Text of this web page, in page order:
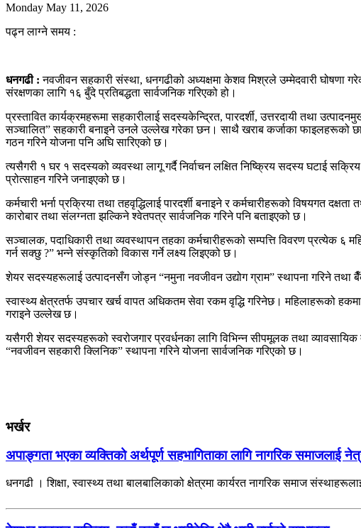
Monday May 11, 2026
पढ्न लाग्ने समय :
धनगढी : नवजीवन सहकारी संस्था, धनगढीको अध्यक्षमा केशव मिश्रले उम्मेदवारी घोषणा
संरक्षणका लागि १६ बुँदे प्रतिबद्धता सार्वजनिक गरिएको हो।
प्रस्तावित कार्यक्रमहरूमा सहकारीलाई सदस्यकेन्द्रित, पारदर्शी, उत्तरदायी तथा
सञ्चालित” सहकारी बनाइने उनले उल्लेख गरेका छन। साथै खराब कर्जाका फाइलहरूको
गठन गरिने योजना पनि अघि सारिएको छ।
त्यसैगरी १ घर १ सदस्यको व्यवस्था लागू गर्दै निर्वाचन लक्षित निष्क्रिय सदस्य घटाई
प्रोत्साहन गरिने जनाइएको छ।
कर्मचारी भर्ना प्रक्रिया तथा तहवृद्धिलाई पारदर्शी बनाइने र कर्मचारीहरूको विषयगत
कारोबार तथा संलग्नता झल्किने श्वेतपत्र सार्वजनिक गरिने पनि बताइएको छ।
सञ्चालक, पदाधिकारी तथा व्यवस्थापन तहका कर्मचारीहरूको सम्पत्ति विवरण प्रत्येक ६
गर्न सक्छु ?” भन्ने संस्कृतिको विकास गर्ने लक्ष्य लिइएको छ।
शेयर सदस्यहरूलाई उत्पादनसँग जोड्न “नमुना नवजीवन उद्योग ग्राम” स्थापना गरिने
स्वास्थ्य क्षेत्रतर्फ उपचार खर्च वापत अधिकतम सेवा रकम वृद्धि गरिनेछ। महिलाहरूको
गराइने उल्लेख छ।
यसैगरी शेयर सदस्यहरूको स्वरोजगार प्रवर्धनका लागि विभिन्न सीपमूलक तथा
“नवजीवन सहकारी क्लिनिक” स्थापना गरिने योजना सार्वजनिक गरिएको छ।
भर्खर
अपाङ्गता भएका व्यक्तिको अर्थपूर्ण सहभागिताका लागि नागरिक समाजलाई
धनगढी । शिक्षा, स्वास्थ्य तथा बालबालिकाको क्षेत्रमा कार्यरत नागरिक समाज